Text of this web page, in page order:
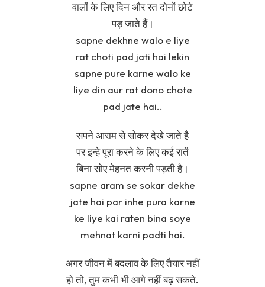
वालों के लिए दिन और रत दोनों छोटे
पड़ जाते हैं।
sapne dekhne walo e liye
rat choti pad jati hai lekin
sapne pure karne walo ke
liye din aur rat dono chote
pad jate hai..
सपने आराम से सोकर देखे जाते है
पर इन्हे पूरा करने के लिए कई रातें
बिना सोए मेहनत करनी पड़ती है।
sapne aram se sokar dekhe
jate hai par inhe pura karne
ke liye kai raten bina soye
mehnat karni padti hai.
अगर जीवन में बदलाव के लिए तैयार नहीं
हो तो, तुम कभी भी आगे नहीं बढ़ सकते.